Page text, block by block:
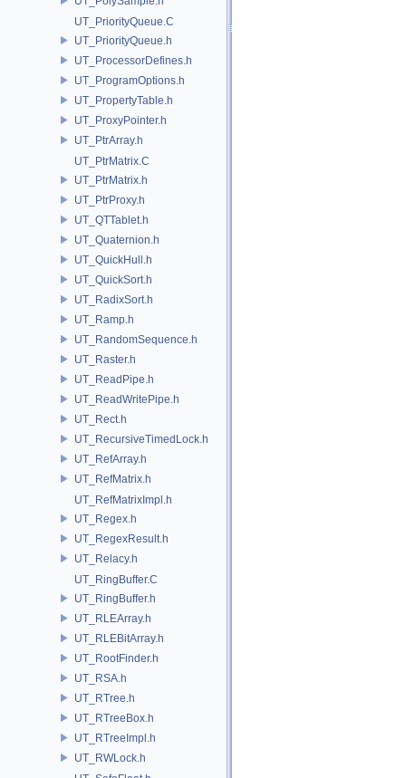
UT_PriorityQueue.C
UT_PriorityQueue.h
UT_ProcessorDefines.h
UT_ProgramOptions.h
UT_PropertyTable.h
UT_ProxyPointer.h
UT_PtrArray.h
UT_PtrMatrix.C
UT_PtrMatrix.h
UT_PtrProxy.h
UT_QTTablet.h
UT_Quaternion.h
UT_QuickHull.h
UT_QuickSort.h
UT_RadixSort.h
UT_Ramp.h
UT_RandomSequence.h
UT_Raster.h
UT_ReadPipe.h
UT_ReadWritePipe.h
UT_Rect.h
UT_RecursiveTimedLock.h
UT_RefArray.h
UT_RefMatrix.h
UT_RefMatrixImpl.h
UT_Regex.h
UT_RegexResult.h
UT_Relacy.h
UT_RingBuffer.C
UT_RingBuffer.h
UT_RLEArray.h
UT_RLEBitArray.h
UT_RootFinder.h
UT_RSA.h
UT_RTree.h
UT_RTreeBox.h
UT_RTreeImpl.h
UT_RWLock.h